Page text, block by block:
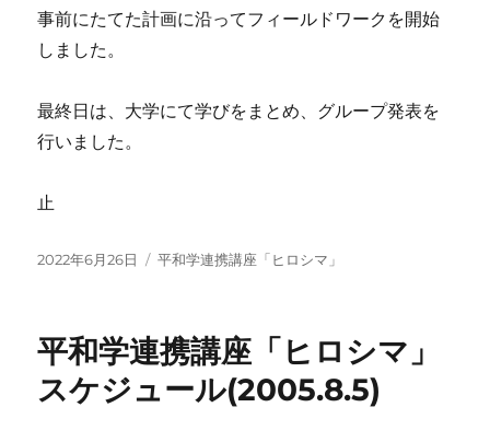
事前にたてた計画に沿ってフィールドワークを開始
しました。
最終日は、大学にて学びをまとめ、グループ発表を
行いました。
止
投
2022年6月26日
カ
ー
平和学連携講座「ヒロシマ」
平和学連携講座「ヒロシマ」
スケジュール(2005.8.5)